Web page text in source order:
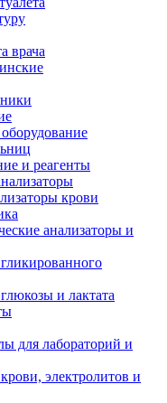
врача
и реагенты
крови
анализаторы и
и лактата
для лабораторий и
электролитов и